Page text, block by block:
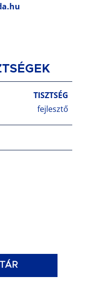
TISZTSÉG
fejlesztő